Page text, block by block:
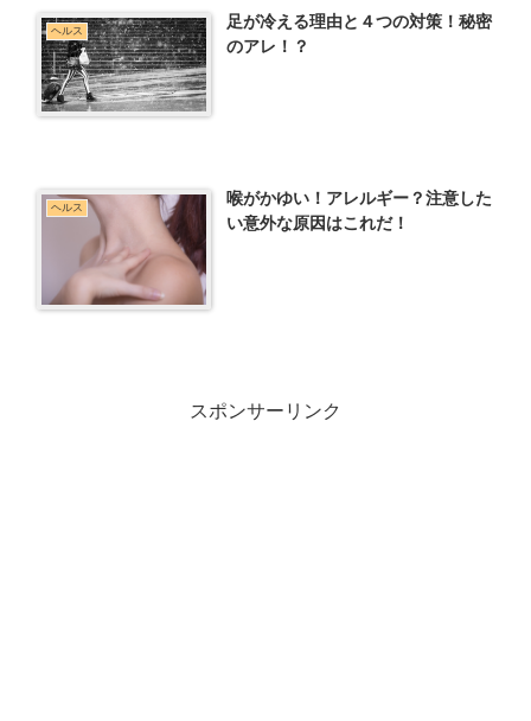
ヘルス
足が冷える理由と４つの対策！秘密
のアレ！？
ヘルス
喉がかゆい！アレルギー？注意した
い意外な原因はこれだ！
スポンサーリンク